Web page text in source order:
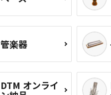
管楽器
DTM オンライ